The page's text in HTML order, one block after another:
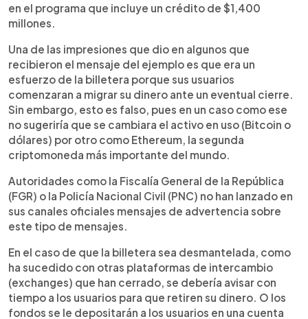
en el programa que incluye un crédito de $1,400
millones.
Una de las impresiones que dio en algunos que
recibieron el mensaje del ejemplo es que era un
esfuerzo de la billetera porque sus usuarios
comenzaran a migrar su dinero ante un eventual cierre.
Sin embargo, esto es falso, pues en un caso como ese
no sugeriría que se cambiara el activo en uso (Bitcoin o
dólares) por otro como Ethereum, la segunda
criptomoneda más importante del mundo.
Autoridades como la Fiscalía General de la República
(FGR) o la Policía Nacional Civil (PNC) no han lanzado en
sus canales oficiales mensajes de advertencia sobre
este tipo de mensajes.
En el caso de que la billetera sea desmantelada, como
ha sucedido con otras plataformas de intercambio
(exchanges) que han cerrado, se debería avisar con
tiempo a los usuarios para que retiren su dinero. O los
fondos se le depositarán a los usuarios en una cuenta